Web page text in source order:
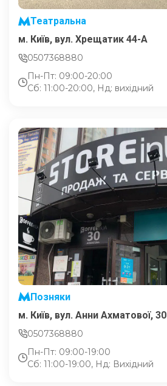
Театральна
м. Київ, вул. Хрещатик 44-A
0507368880
Пн-Пт: 09:00-20:00
Сб: 11:00-20:00, Нд: вихідний
Позняки
м. Київ, вул. Анни Ахматової, 30
0507368880
Пн-Пт: 09:00-19:00
Сб: 11:00-19:00, Нд: Вихідний